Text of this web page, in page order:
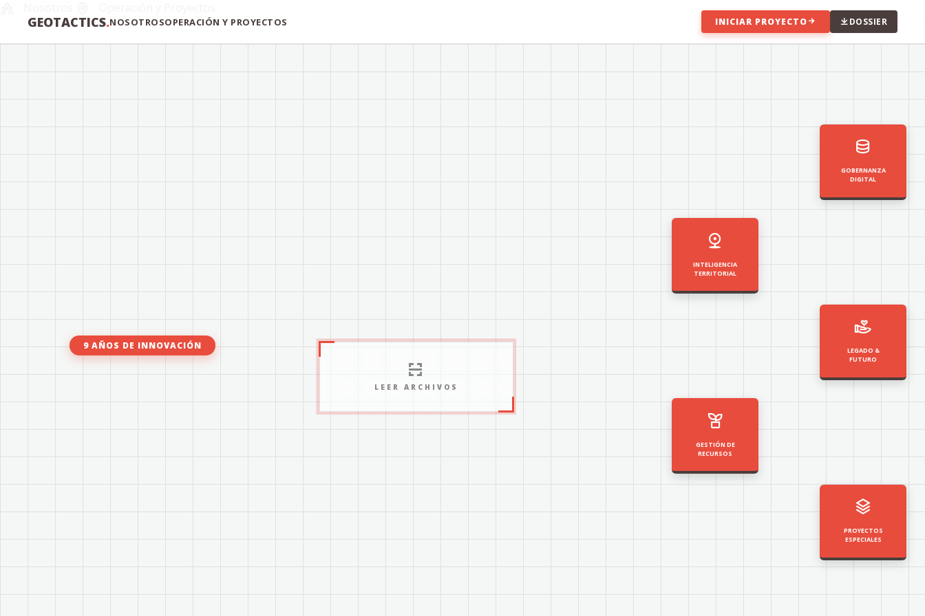
GEOTACTICS.NOSOTROSOPERACIÓN Y PROYECTOS INICIAR PROYECTO DOSSIER
9 AÑOS DE INNOVACIÓN
LEER ARCHIVOS
INTELIGENCIA
TERRITORIAL
GOBERNANZA
DIGITAL
GESTIÓN DE
RECURSOS
LEGADO &
FUTURO
PROYECTOS
ESPECIALES